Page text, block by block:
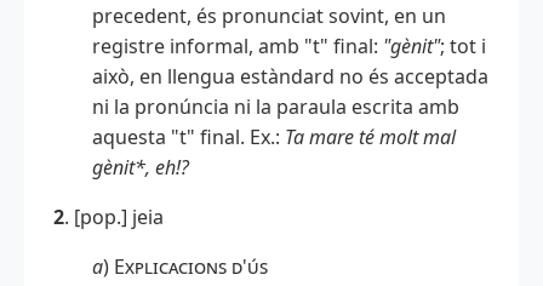
precedent, és pronunciat sovint, en un
registre informal, amb "t" final: "gènit"; tot i
això, en llengua estàndard no és acceptada
ni la pronúncia ni la paraula escrita amb
aquesta "t" final. Ex.: Ta mare té molt mal
gènit*, eh!?
2. [pop.] jeia
a) Explicacions d'ús